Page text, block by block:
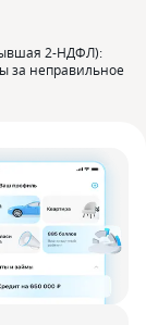
2-НДФЛ):
за неправильное